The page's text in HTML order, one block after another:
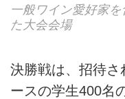
一般ワイン愛好家
た大会会場
決勝戦は、招待さ
ースの学生400名